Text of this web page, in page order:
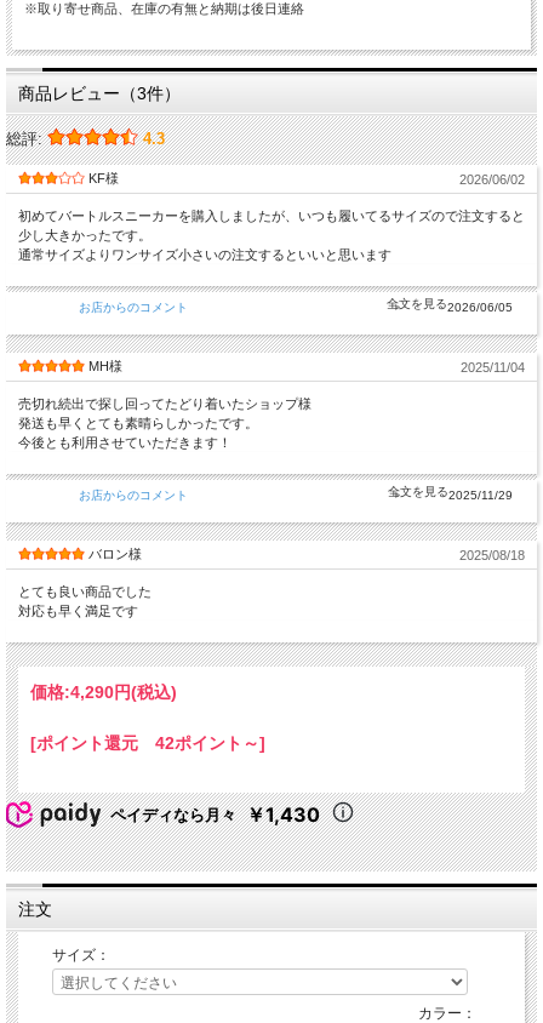
※取り寄せ商品、在庫の有無と納期は後日連絡
商品レビュー（3件）
総評: 4.3
KF様 2026/06/02
初めてバートルスニーカーを購入しましたが、いつも履いてるサイズので注文すると
少し大きかったです。
通常サイズよりワンサイズ小さいの注文するといいと思います
お店からのコメント 2026/06/05
MH様 2025/11/04
売切れ続出で探し回ってたどり着いたショップ様
発送も早くとても素晴らしかったです。
今後とも利用させていただきます！
お店からのコメント 2025/11/29
バロン様 2025/08/18
とても良い商品でした
対応も早く満足です
価格:4,290円(税込)
[ポイント還元 42ポイント～]
ペイディなら月々 ￥1,430
注文
サイズ：
カラー：